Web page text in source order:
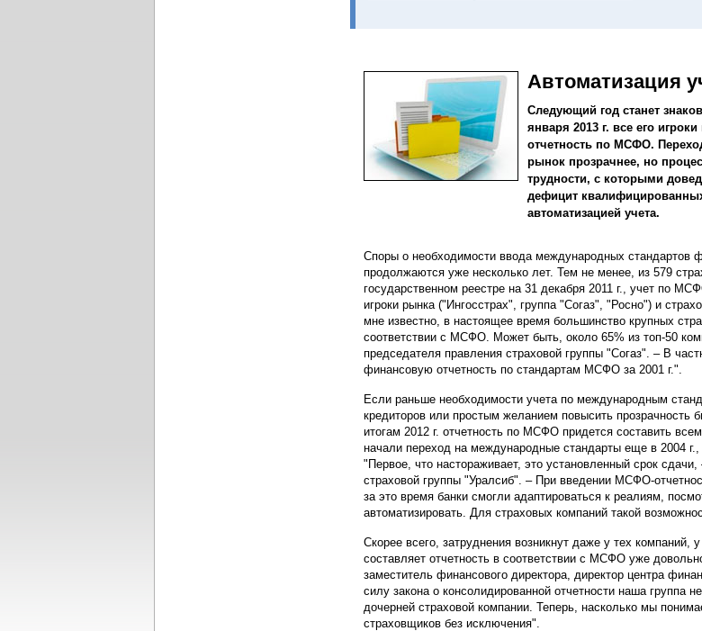
Автоматизация
Следующий год станет
января 2013 г. все его
отчетность по МСФО.
рынок прозрачнее, но
трудности, с которыми
дефицит
автоматизацией учета.
Споры о необходимости ввода международных стандартов
продолжаются уже несколько лет. Тем не менее, из 579
государственном реестре на 31 декабря 2011 г., учет по
игроки рынка ("Ингосстрах", группа "Согаз", "Росно") и
мне известно, в настоящее время большинство крупных
соответствии с МСФО. Может быть, около 65% из топ-50
председателя правления страховой группы "Согаз". – В
финансовую отчетность по стандартам МСФО за 2001 г.".
Если раньше необходимости учета по международным
кредиторов или простым желанием повысить прозрачность
итогам 2012 г. отчетность по МСФО придется составить
начали переход на международные стандарты еще в 2004
"Первое, что настораживает, это установленный срок
страховой группы "Уралсиб". – При введении МСФО-
за это время банки смогли адаптироваться к реалиям,
автоматизировать. Для страховых компаний такой
Скорее всего, затруднения возникнут даже у тех
составляет отчетность в соответствии с МСФО уже
заместитель финансового директора, директор центра
силу закона о консолидированной отчетности наша
дочерней страховой компании. Теперь, насколько мы
страховщиков без исключения".